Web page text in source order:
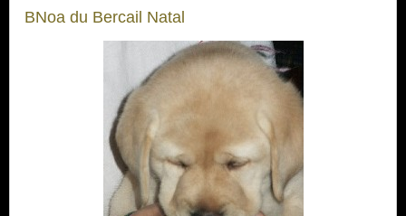
BNoa du Bercail Natal